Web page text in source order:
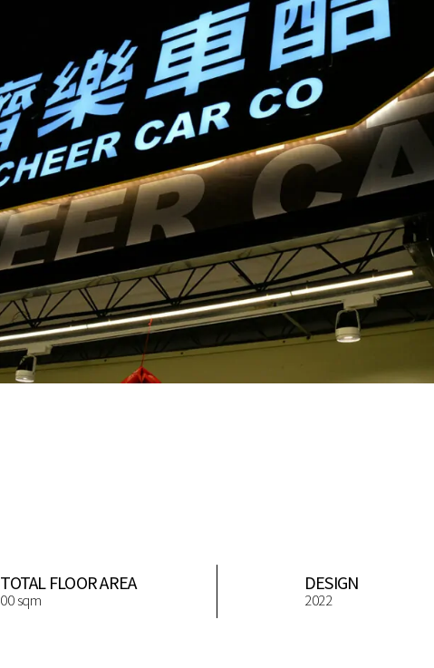
TOTAL FLOOR AREA
00 sqm
DESIGN
2022